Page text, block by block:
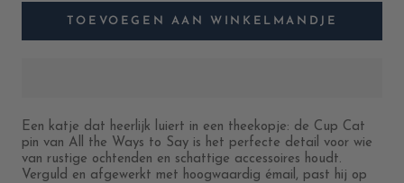
TOEVOEGEN AAN WINKELMANDJE
Een katje dat heerlijk luiert in een theekopje: de Cup Cat
pin van All the Ways to Say is het perfecte detail voor wie
van rustige ochtenden en schattige accessoires houdt.
Verguld en afgewerkt met hoogwaardig émail, past hij op